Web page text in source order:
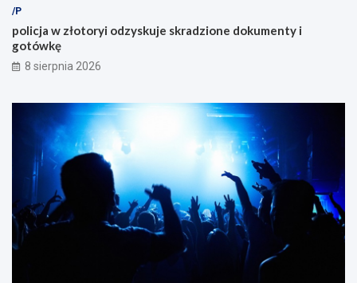
/P
policja w złotoryi odzyskuje skradzione dokumenty i
gotówkę
8 sierpnia 2026